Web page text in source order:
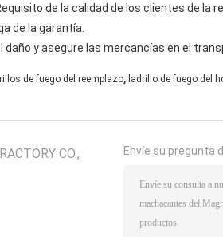
de la calidad de los clientes de la
de la garantía.
daño y asegure las mercancías en el
de fuego del reemplazo, ladrillo de fuego del
CO.,
Envíe su pregunta